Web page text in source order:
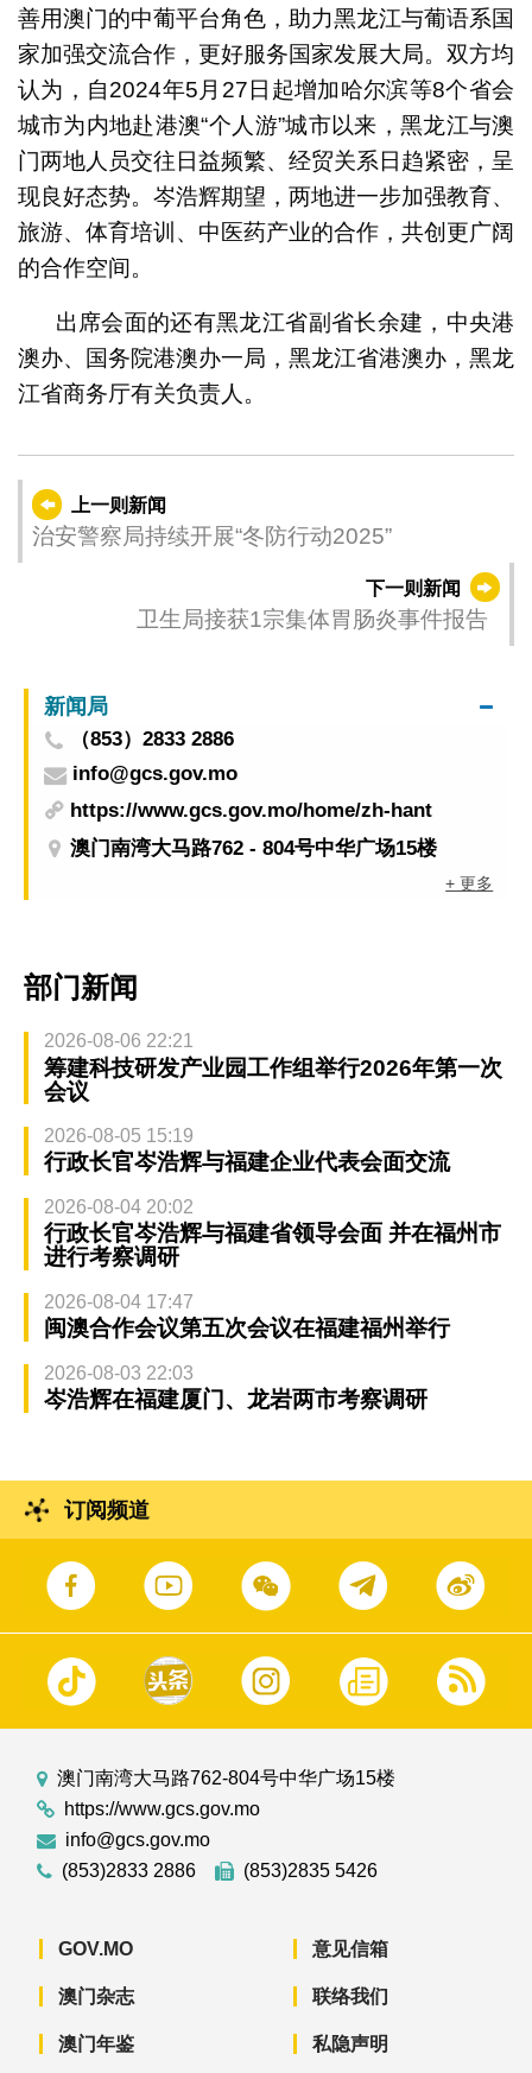
善用澳门的中葡平台角色，助力黑龙江与葡语系国
家加强交流合作，更好服务国家发展大局。双方均
认为，自2024年5月27日起增加哈尔滨等8个省会
城市为内地赴港澳“个人游”城市以来，黑龙江与澳
门两地人员交往日益频繁、经贸关系日趋紧密，呈
现良好态势。岑浩辉期望，两地进一步加强教育、
旅游、体育培训、中医药产业的合作，共创更广阔
的合作空间。
出席会面的还有黑龙江省副省长余建，中央港
澳办、国务院港澳办一局，黑龙江省港澳办，黑龙
江省商务厅有关负责人。
上一则新闻
治安警察局持续开展“冬防行动2025”
下一则新闻
卫生局接获1宗集体胃肠炎事件报告
新闻局
（853）2833 2886
info@gcs.gov.mo
https://www.gcs.gov.mo/home/zh-hant
澳门南湾大马路762 - 804号中华广场15楼
+ 更多
部门新闻
2026-08-06 22:21
筹建科技研发产业园工作组举行2026年第一次
会议
2026-08-05 15:19
行政长官岑浩辉与福建企业代表会面交流
2026-08-04 20:02
行政长官岑浩辉与福建省领导会面 并在福州市
进行考察调研
2026-08-04 17:47
闽澳合作会议第五次会议在福建福州举行
2026-08-03 22:03
岑浩辉在福建厦门、龙岩两市考察调研
订阅频道
澳门南湾大马路762-804号中华广场15楼
https://www.gcs.gov.mo
info@gcs.gov.mo
(853)2833 2886
(853)2835 5426
GOV.MO
澳门杂志
澳门年鉴
意见信箱
联络我们
私隐声明